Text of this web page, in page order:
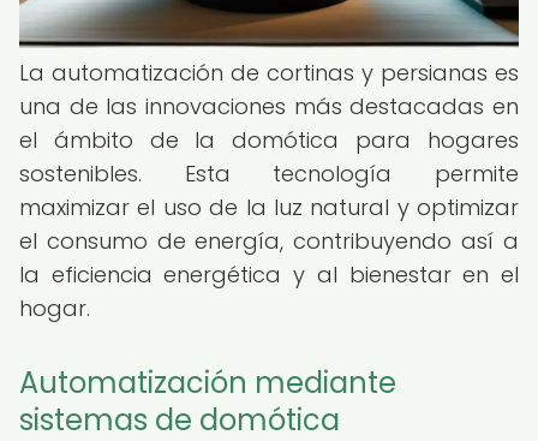
La automatización de cortinas y persianas es
una de las innovaciones más destacadas en
el ámbito de la domótica para hogares
sostenibles. Esta tecnología permite
maximizar el uso de la luz natural y optimizar
el consumo de energía, contribuyendo así a
la eficiencia energética y al bienestar en el
hogar.
Automatización mediante
sistemas de domótica